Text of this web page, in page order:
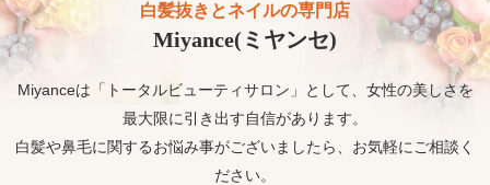
白髪抜きとネイルの専門店
Miyance(ミヤンセ)
Miyanceは「トータルビューティサロン」として、女性の美しさを
最大限に引き出す自信があります。
白髪や鼻毛に関するお悩み事がございましたら、お気軽にご相談く
ださい。